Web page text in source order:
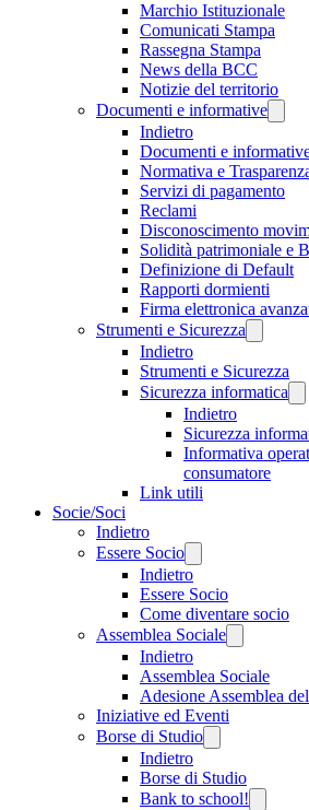
Marchio Istituzionale
Comunicati Stampa
Rassegna Stampa
News della BCC
Notizie del territorio
Documenti e informative
Indietro
Documenti e
Normativa e
Servizi di pagamento
Reclami
Disconoscimento
Solidità patrimoniale e
Definizione di Default
Rapporti dormienti
Firma elettronica
Strumenti e Sicurezza
Indietro
Strumenti e Sicurezza
Sicurezza informatica
Indietro
Sicurezza
Informativa
consumatore
Link utili
Socie/Soci
Indietro
Essere Socio
Indietro
Essere Socio
Come diventare socio
Assemblea Sociale
Indietro
Assemblea Sociale
Adesione Assemblea
Iniziative ed Eventi
Borse di Studio
Indietro
Borse di Studio
Bank to school!